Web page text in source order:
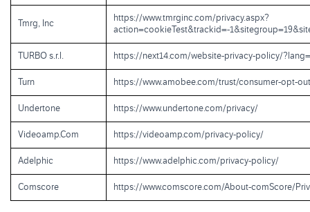
Tmrg, Inc
https://www.tmrginc.com/privacy.aspx?
action=cookieTest&trackid=-
TURBO s.r.l. https://next14.com/website-privacy-policy/
Turn https://www.amobee.com/trust/consumer-opt-
Undertone https://www.undertone.com/privacy/
Videoamp.Com https://videoamp.com/privacy-policy/
Adelphic https://www.adelphic.com/privacy-policy/
Comscore https://www.comscore.com/About-comScore/